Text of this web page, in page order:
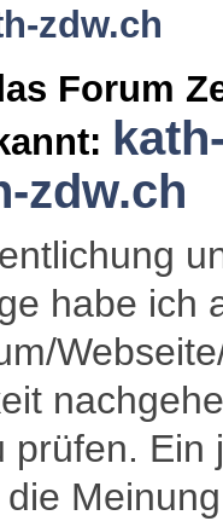
zdw.ch
Forum
zdw.ch
habe ich
prüfen.